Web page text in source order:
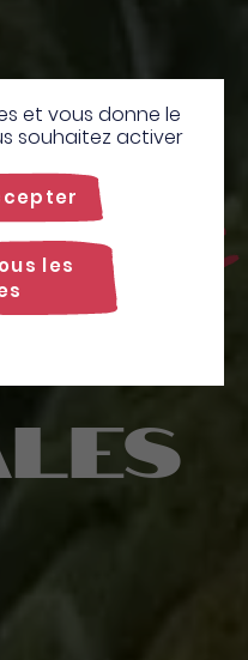
et vous donne le
souhaitez activer
les